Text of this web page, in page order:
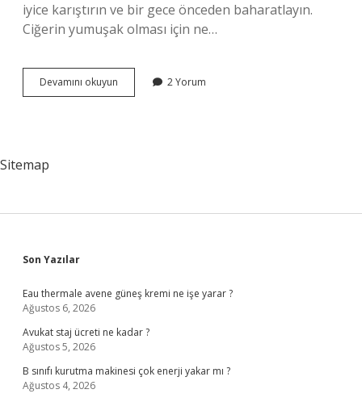
iyice karıştırın ve bir gece önceden baharatlayın.
Ciğerin yumuşak olması için ne…
Devamını okuyun
Izgara
2 Yorum
Sitemap
Sidebar
Son Yazılar
Eau thermale avene güneş kremi ne işe yarar ?
Ağustos 6, 2026
Avukat staj ücreti ne kadar ?
Ağustos 5, 2026
B sınıfı kurutma makinesi çok enerji yakar mı ?
Ağustos 4, 2026